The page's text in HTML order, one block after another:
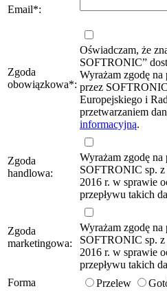
Email*:
Zgoda
obowiązkowa*:
Oświadczam, że
SOFTRONIC”
Wyrażam zgodę
przez
Europejskiego i
przetwarzaniem
informacyjną.
Zgoda
handlowa:
Wyrażam zgodę
SOFTRONIC sp. z
2016 r. w sprawie
przepływu takich
Zgoda
marketingowa:
Wyrażam zgodę
SOFTRONIC sp. z
2016 r. w sprawie
przepływu takich
Forma
Przelew